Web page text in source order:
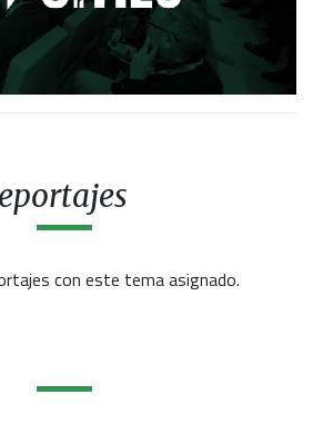
con este tema asignado.